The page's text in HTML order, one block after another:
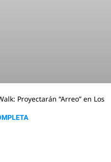
Proyectarán “Arreo” en Los